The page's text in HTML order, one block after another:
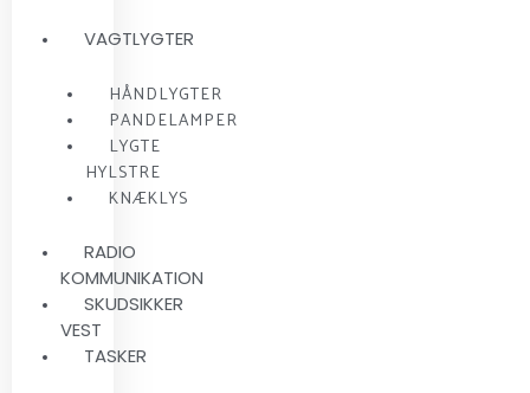
VAGTLYGTER
HÅNDLYGTER
PANDELAMPER
LYGTE
HYLSTRE
KNÆKLYS
RADIO
KOMMUNIKATION
SKUDSIKKER
VEST
TASKER